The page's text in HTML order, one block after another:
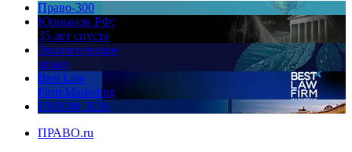
Право-300
Юррынок РФ:
35 лет спустя
Экологическое
право
Best Law
Firm Marketing
ПМЮФ 2026
ПРАВО.ru